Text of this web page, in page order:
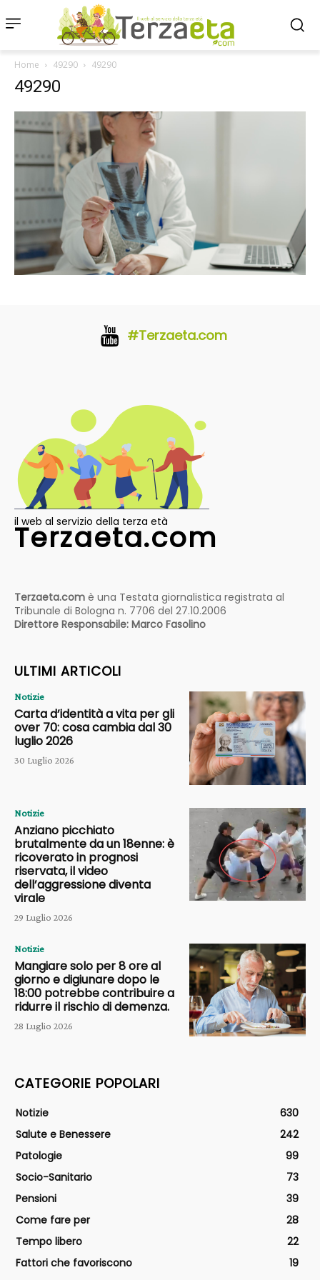
Home 49290 49290
49290
#Terzaeta.com
il web al servizio della terza età
Terzaeta.com
Terzaeta.com è una Testata giornalistica registrata al
Tribunale di Bologna n. 7706 del 27.10.2006
Direttore Responsabile: Marco Fasolino
ULTIMI ARTICOLI
Notizie
Carta d’identità a vita per gli
over 70: cosa cambia dal 30
luglio 2026
30 Luglio 2026
Notizie
Anziano picchiato
brutalmente da un 18enne: è
ricoverato in prognosi
riservata, il video
dell’aggressione diventa
virale
29 Luglio 2026
Notizie
Mangiare solo per 8 ore al
giorno e digiunare dopo le
18:00 potrebbe contribuire a
ridurre il rischio di demenza.
28 Luglio 2026
CATEGORIE POPOLARI
Notizie
630
Salute e Benessere
242
Patologie
99
Socio-Sanitario
73
Pensioni
39
Come fare per
28
Tempo libero
22
Fattori che favoriscono
19